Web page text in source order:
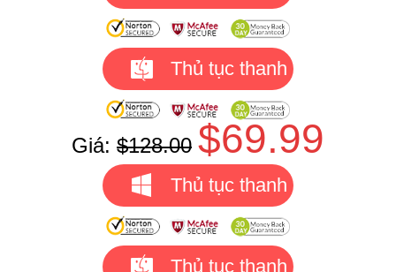
toán
Thủ tục thanh
toán
Giá: $128.00 $69.99
Thủ tục thanh
toán
Thủ tục thanh